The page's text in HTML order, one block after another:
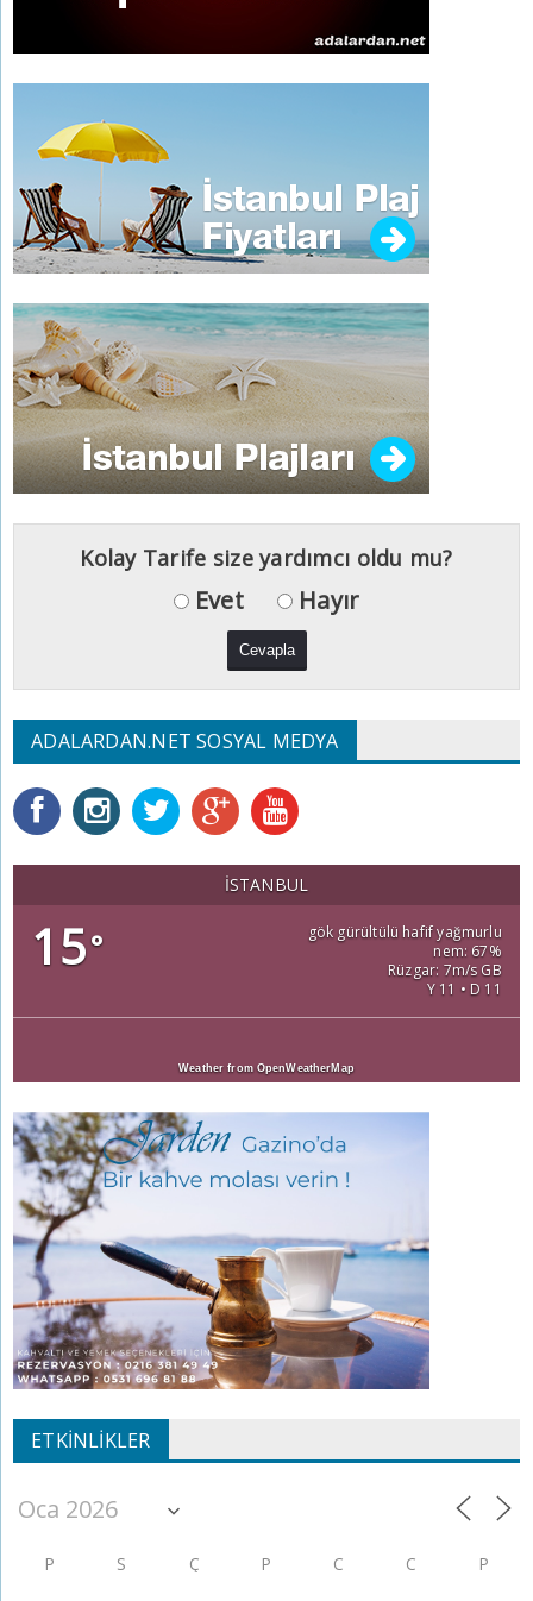
Kolay Tarife size yardımcı oldu mu?
Evet Hayır
ADALARDAN.NET SOSYAL MEDYA
İSTANBUL
15°
gök gürültülü hafif yağmurlu
nem: 67%
Rüzgar: 7m/s GB
Y 11 • D 11
Weather from OpenWeatherMap
ETKINLIKLER
P S Ç P C C P